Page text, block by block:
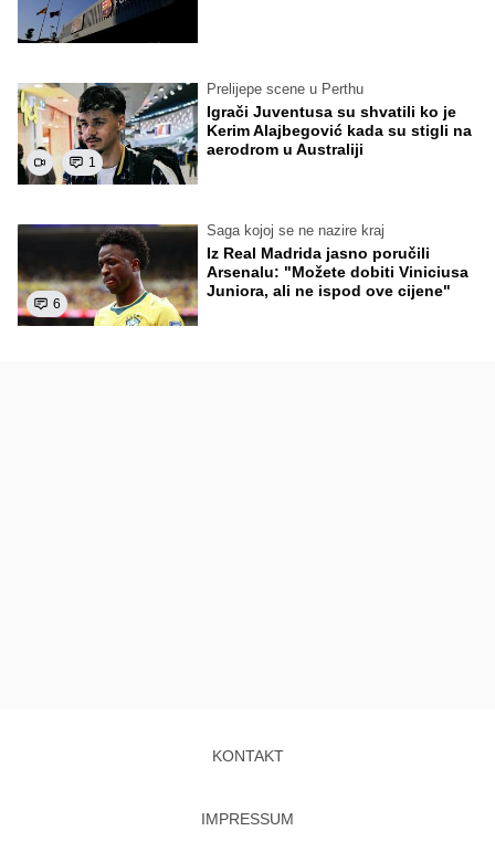
1
Prelijepe scene u Perthu
Igrači Juventusa su shvatili ko je
Kerim Alajbegović kada su stigli na
aerodrom u Australiji
6
Saga kojoj se ne nazire kraj
Iz Real Madrida jasno poručili
Arsenalu: "Možete dobiti Viniciusa
Juniora, ali ne ispod ove cijene"
KONTAKT
IMPRESSUM